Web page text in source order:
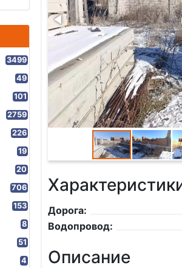
3499
49
101
2759
226
19
20
706
153
8
51
4
Дорога:
Водопровод:
Описание